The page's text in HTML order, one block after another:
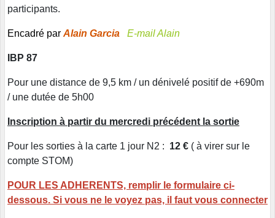
participants.
Encadré par Alain Garcia E-mail Alain
IBP 87
Pour une distance de 9,5 km / un dénivelé positif de +690m
/ une dutée de 5h00
Inscription à partir du mercredi précédent la sortie
Pour les sorties à la carte 1 jour N2 : 12 € ( à virer sur le
compte STOM)
POUR LES ADHERENTS, remplir le formulaire ci-
dessous. Si vous ne le voyez pas, il faut vous connecter